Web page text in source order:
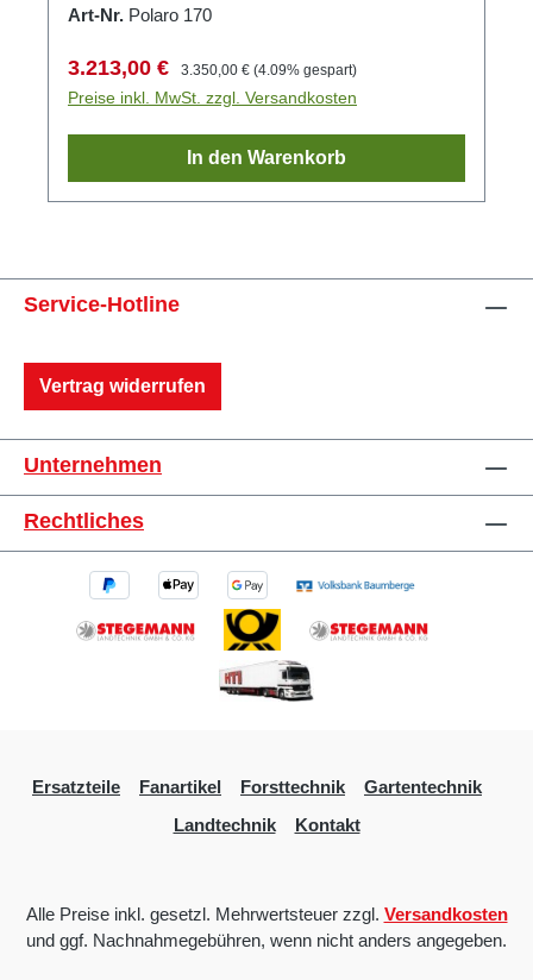
Art-Nr. Polaro 170
Verkaufspreis:
3.213,00 € Regulärer Preis:
3.350,00 € (4.09% gespart)
Preise inkl. MwSt. zzgl. Versandkosten
In den Warenkorb
Service-Hotline
Vertrag widerrufen
Unternehmen
Rechtliches
Ersatzteile Fanartikel Forsttechnik
Gartentechnik
Landtechnik
Kontakt
Alle Preise inkl. gesetzl. Mehrwertsteuer zzgl. Versandkosten
und ggf. Nachnahmegebühren, wenn nicht anders angegeben.